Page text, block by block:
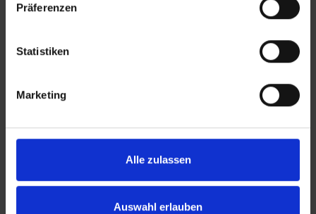
Präferenzen
Statistiken
Marketing
Alle zulassen
Auswahl erlauben
PARTNER & AUSZEICHNUNGEN